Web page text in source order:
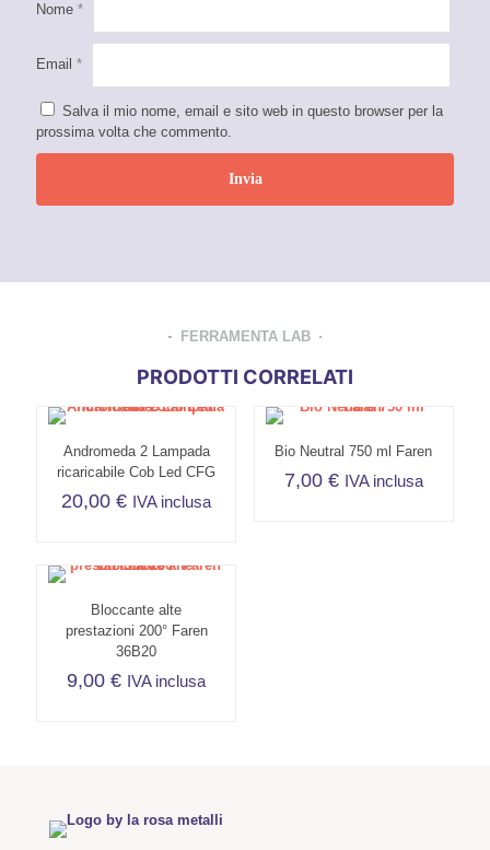
Nome *
Email *
Salva il mio nome, email e sito web in questo browser per la
prossima volta che commento.
FERRAMENTA LAB
PRODOTTI CORRELATI
Andromeda 2 Lampada
ricaricabile Cob Led CFG
20,00€ IVA inclusa
Bio Neutral 750 ml Faren
7,00 € IVA inclusa
Bloccante alte
prestazioni 200° Faren
36B20
9,00€ IVA inclusa